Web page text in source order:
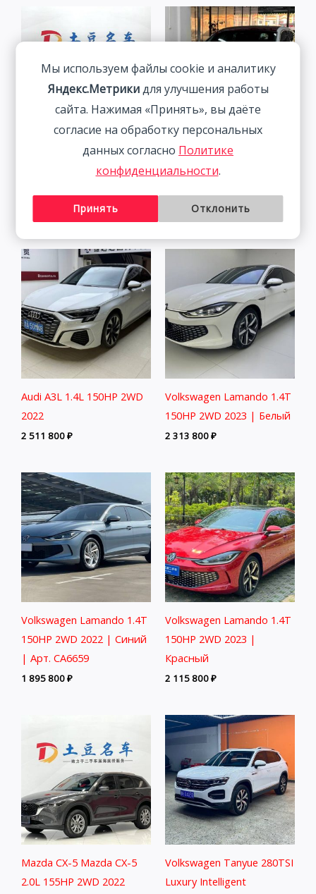
BMW 320Li 2.0T 156HP
2WD 2022 | Ким.
3 058 800₽
Audi A3 1.4T 150HP 2WD
2022 | Белый | Арт.
2 291 800₽
Audi A3L 1.4L 150HP 2WD
2022
2 511 800₽
Volkswagen Lamando 1.4T
150HP 2WD 2023 | Белый
2 313 800₽
Volkswagen Lamando 1.4T
150HP 2WD 2022 | Синий
| Арт. CA6659
1 895 800₽
Volkswagen Lamando 1.4T
150HP 2WD 2023 |
Красный
2 115 800₽
Mazda CX-5 Mazda CX-5
2.0L 155HP 2WD 2022
Volkswagen Tanyue 280TSI
Luxury Intelligent
Мы используем файлы cookie и аналитику
Яндекс.Метрикидля улучшения работы
сайта. Нажимая «Принять», вы даёте
согласие на обработку персональных
данных согласно Политике
конфиденциальности.
Принять Отклонить